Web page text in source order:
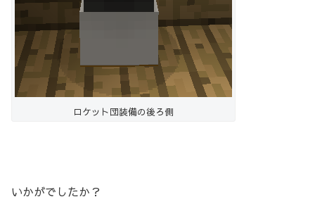
ロケット団装備の後ろ側
いかがでしたか？